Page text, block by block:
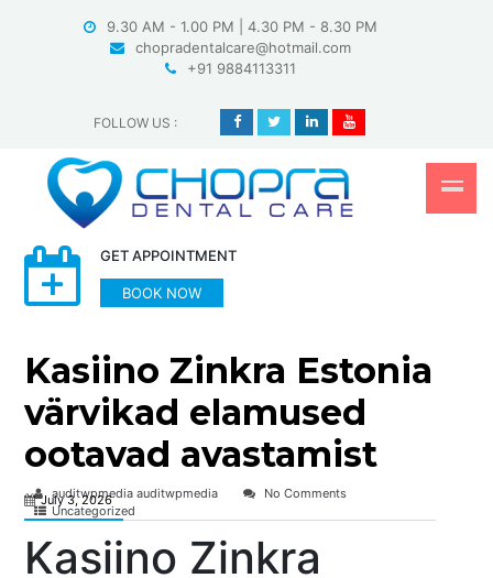
9.30 AM - 1.00 PM | 4.30 PM - 8.30 PM
chopradentalcare@hotmail.com
+91 9884113311
FOLLOW US :
GET APPOINTMENT
BOOK NOW
Kasiino Zinkra Estonia
värvikad elamused
ootavad avastamist
July 3, 2026
auditwpmedia auditwpmedia
No Comments
Uncategorized
Kasiino Zinkra